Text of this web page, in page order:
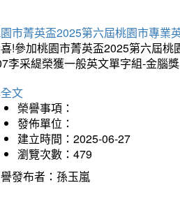
市菁英盃2025第六屆桃園市專業
!參加桃園市菁英盃2025第六屆
李采緹榮獲一般英文單字組-金腦
文
榮譽事項：
發佈單位：
建立時間：2025-06-27
瀏覽次數：479
發布者：孫玉嵐